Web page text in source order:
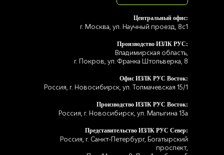
Центральный офис:
г. Москва, ул. Научный проезд, 8с1
Производство ИЗЛК РУС:
Владимирская область,
г. Покров, ул. Франка Штольверка, 8
Офис ИЗЛК РУС Восток:
Россия, г. Новосибирск, ул. Толмачевская 15/1
Производство ИЗЛК РУС Восток:
Россия, г. Новосибирск, ул. Малыгина 13а
Представительство ИЗЛК РУС Север:
Россия, г. Санкт-Петербург, Богатырский
проспект,